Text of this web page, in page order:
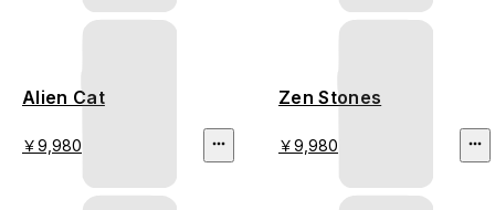
Alien Cat
￥9,980
Zen Stones
￥9,980